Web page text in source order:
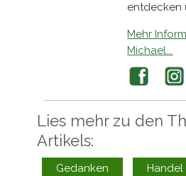
entdecken
Mehr
Michael...
Facebook
Lies mehr zu den
Artikels:
Gedanken Handel